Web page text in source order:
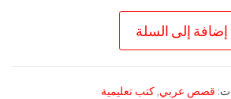
إضافة إلى السلة
قصص عربي, كتب تعليمية